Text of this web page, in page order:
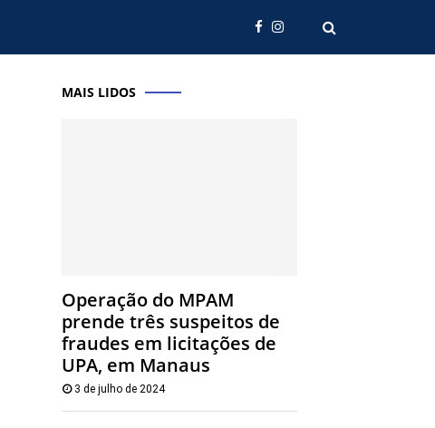
MAIS LIDOS
Operação do MPAM
prende três suspeitos de
fraudes em licitações de
UPA, em Manaus
3 de julho de 2024